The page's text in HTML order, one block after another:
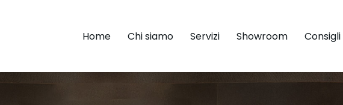
Home Chi siamo Servizi Showroom